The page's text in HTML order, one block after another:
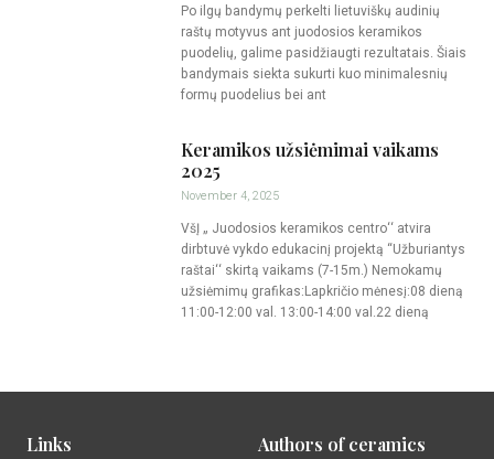
Po ilgų bandymų perkelti lietuviškų audinių
raštų motyvus ant juodosios keramikos
puodelių, galime pasidžiaugti rezultatais. Šiais
bandymais siekta sukurti kuo minimalesnių
formų puodelius bei ant
Keramikos užsiėmimai vaikams
2025
November 4, 2025
VšĮ „ Juodosios keramikos centro‘‘ atvira
dirbtuvė vykdo edukacinį projektą “Užburiantys
raštai‘‘ skirtą vaikams (7-15m.) Nemokamų
užsiėmimų grafikas:Lapkričio mėnesį:08 dieną
11:00-12:00 val. 13:00-14:00 val.22 dieną
Links Authors of ceramics